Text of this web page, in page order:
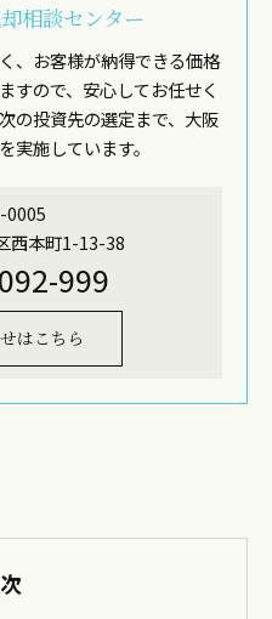
相談センター
、お客様が納得できる価格
すので、安心してお任せく
の投資先の選定まで、大阪
実施しています。
0005
西本町1-13-38
999
はこちら